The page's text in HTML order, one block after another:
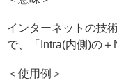
インターネットの技
で、「Intra(内側)の＋
＜使用例＞